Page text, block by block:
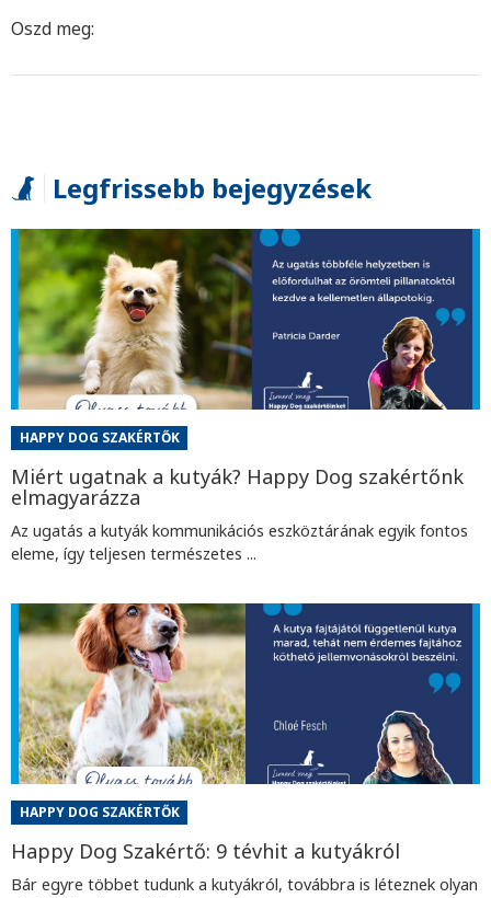
Oszd meg:
Legfrissebb bejegyzések
HAPPY DOG SZAKÉRTŐK
Miért ugatnak a kutyák? Happy Dog szakértőnk
elmagyarázza
Az ugatás a kutyák kommunikációs eszköztárának egyik fontos
eleme, így teljesen természetes ...
HAPPY DOG SZAKÉRTŐK
Happy Dog Szakértő: 9 tévhit a kutyákról
Bár egyre többet tudunk a kutyákról, továbbra is léteznek olyan